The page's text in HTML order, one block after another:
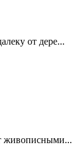
от дере...
живописными...